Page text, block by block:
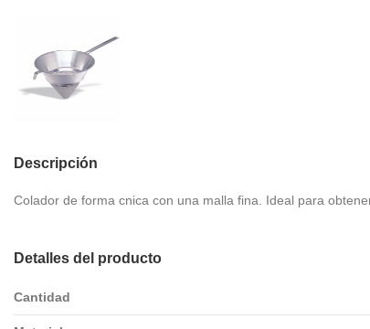
Descripción
Colador de forma cnica con una malla fina. Ideal para
Detalles del producto
Cantidad